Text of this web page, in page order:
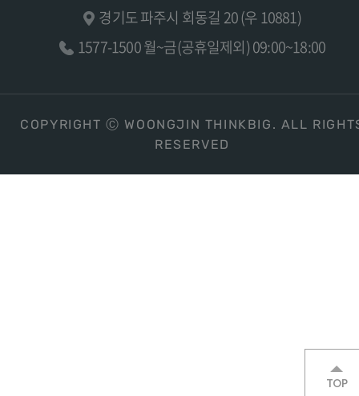
경기도 파주시 회동길 20 (우 10881)
1577-1500 월~금(공휴일제외) 09:00~18:00
COPYRIGHT Ⓒ WOONGJIN THINKBIG. ALL
RESERVED
TOP